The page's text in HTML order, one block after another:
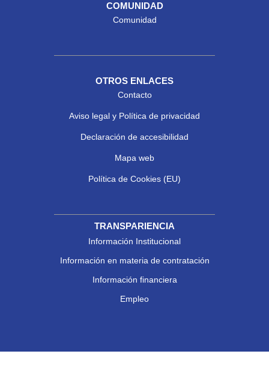
COMUNIDAD
Comunidad
OTROS ENLACES
Contacto
Aviso legal y Política de privacidad
Declaración de accesibilidad
Mapa web
Política de Cookies (EU)
TRANSPARIENCIA
Información Institucional
Información en materia de contratación
Información financiera
Empleo